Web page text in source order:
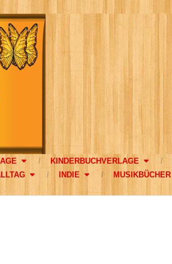
KINDERBUCHVERLAGE
INDIE MUSIKBÜCHER